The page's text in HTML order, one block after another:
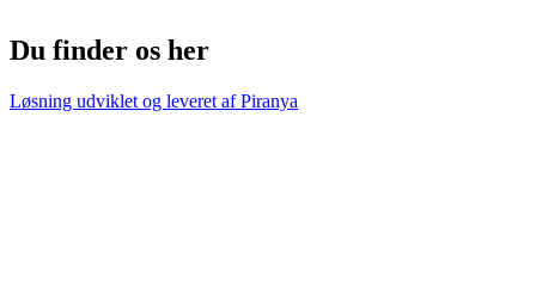
Du finder os her
Løsning udviklet og leveret afPiranya